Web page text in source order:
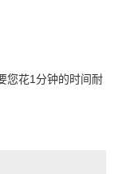
您花1分钟的时间耐